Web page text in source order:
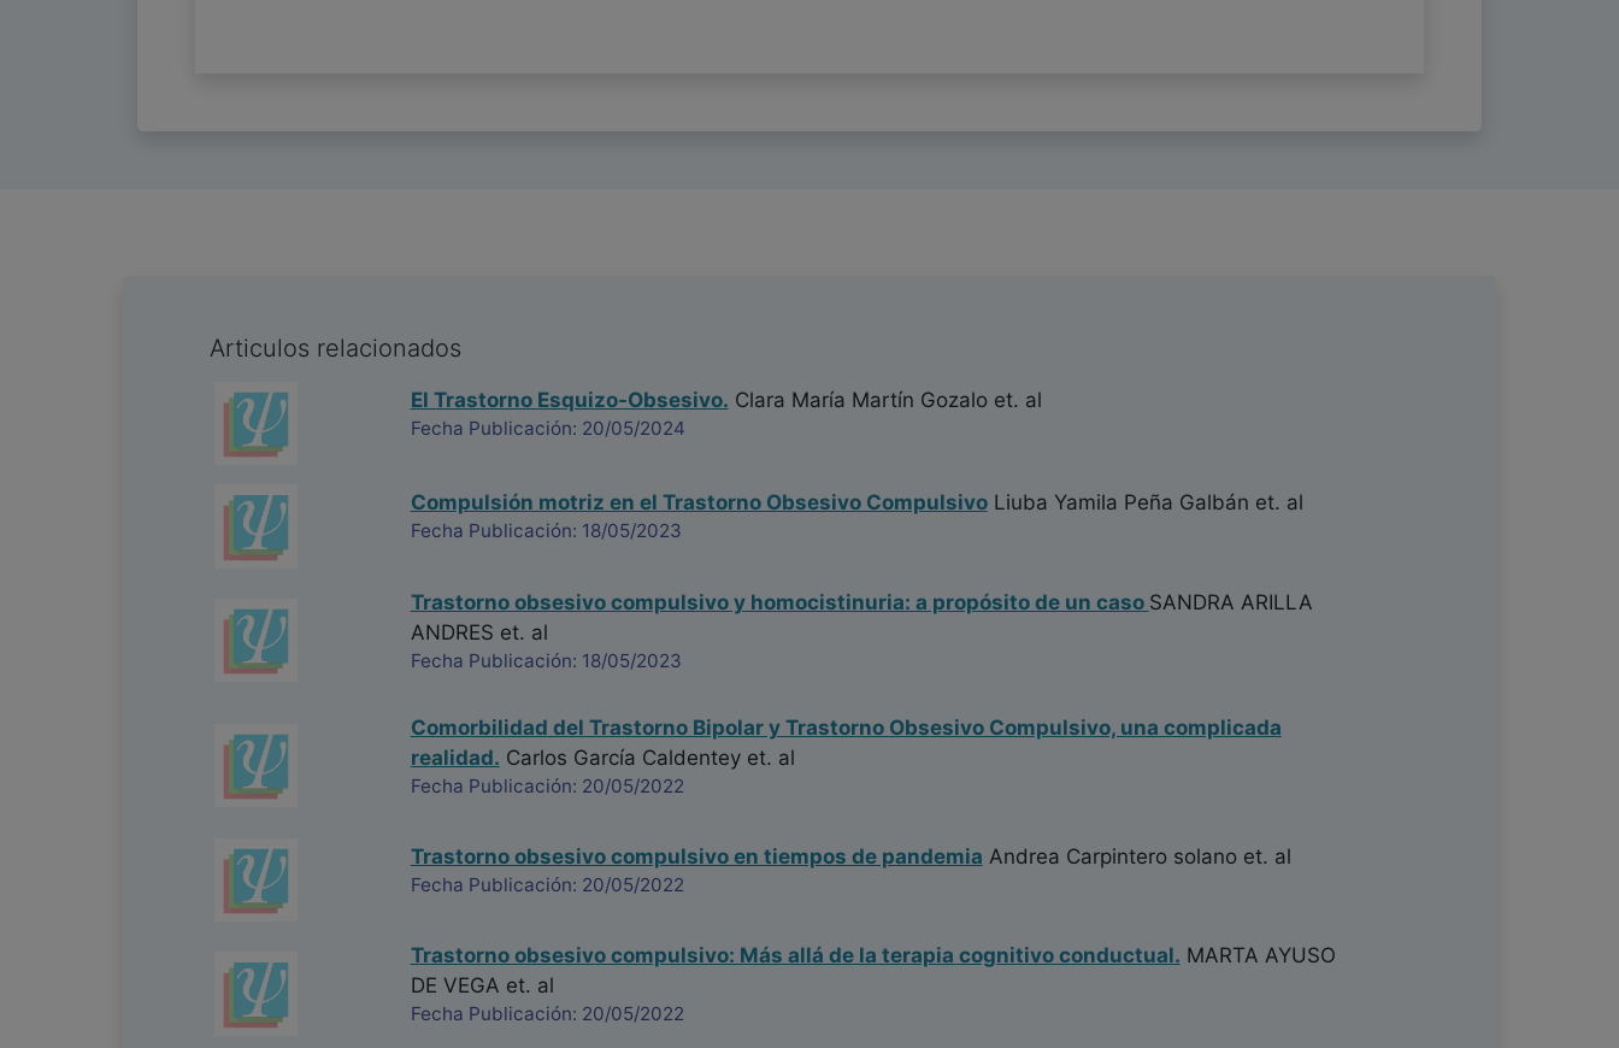
Articulos relacionados
El Trastorno Esquizo-Obsesivo. Clara María Martín Gozaloet. al
Fecha Publicación: 20/05/2024
Compulsión motriz en el Trastorno Obsesivo CompulsivoLiuba Yamila Peña Galbán et. al
Fecha Publicación: 18/05/2023
Trastorno obsesivo compulsivo y homocistinuria: a propósito de un caso SANDRA ARILLA
ANDRES et. al
Fecha Publicación: 18/05/2023
Comorbilidad del Trastorno Bipolar y Trastorno Obsesivo Compulsivo, una complicada
realidad. Carlos García Caldenteyet. al
Fecha Publicación: 20/05/2022
Trastorno obsesivo compulsivo en tiempos de pandemia Andrea Carpintero solanoet. al
Fecha Publicación: 20/05/2022
Trastorno obsesivo compulsivo: Más allá de la terapia cognitivo conductual. MARTA AYUSO
DE VEGA et. al
Fecha Publicación: 20/05/2022